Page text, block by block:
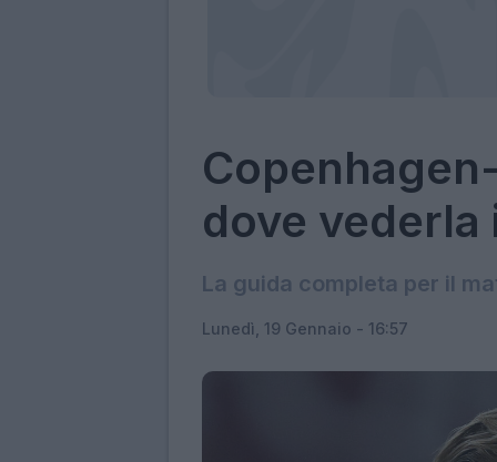
dove
La guida completa per il
Lunedì, 19 Gennaio - 16:57